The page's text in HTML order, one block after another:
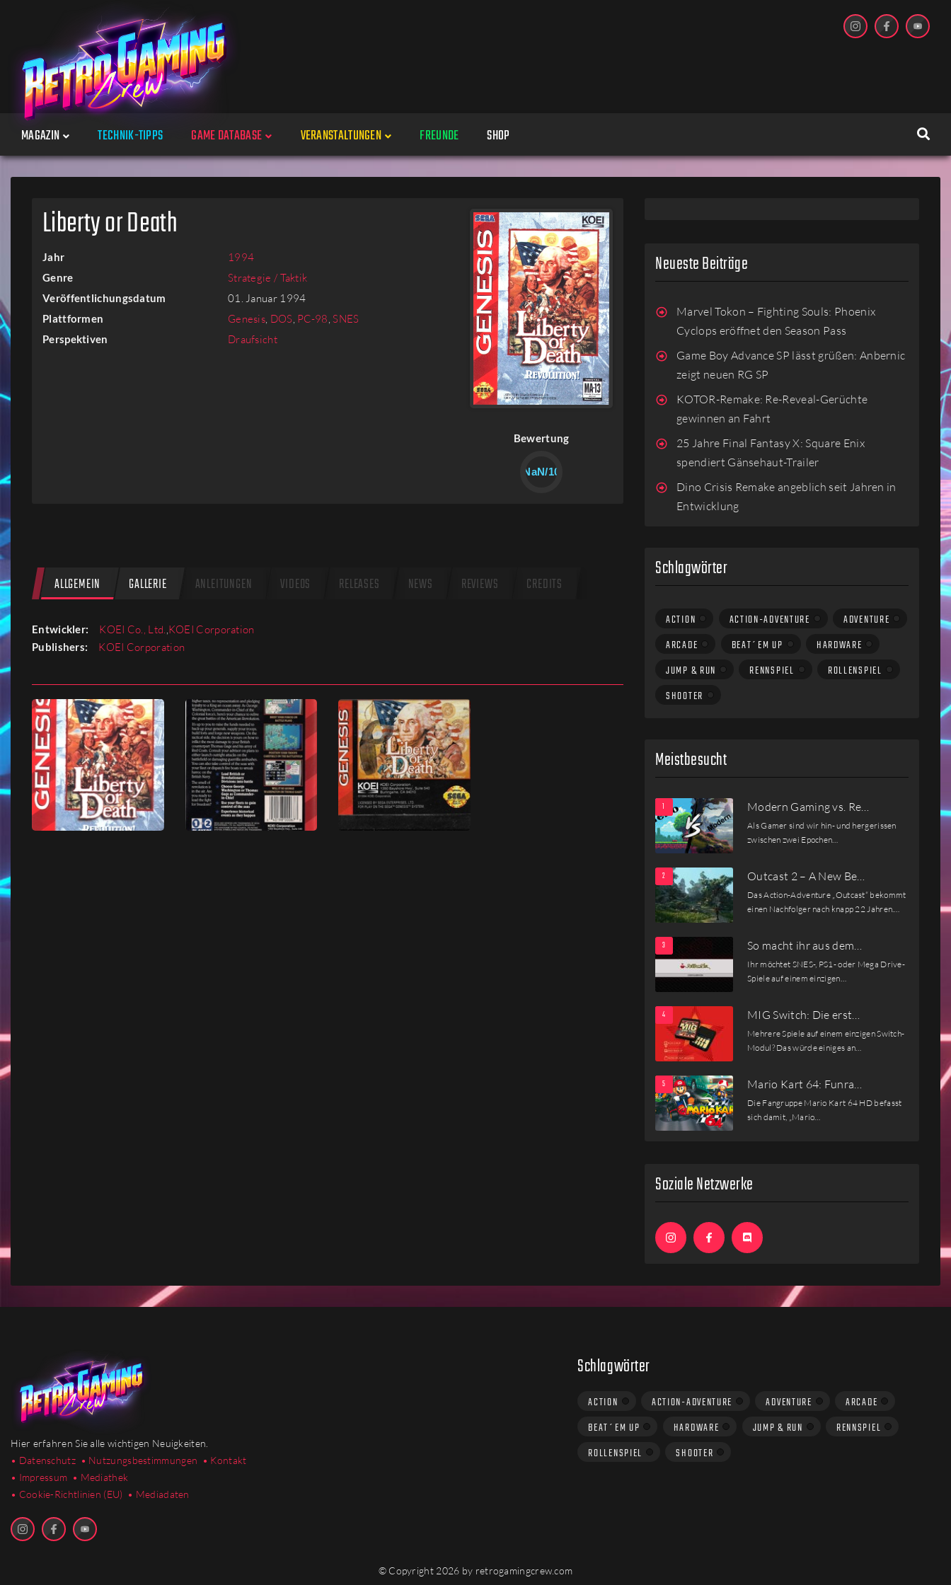
MAGAZIN TECHNIK-TIPPS GAME DATABASE
Spiele
Plattformen
Firmen
VERANSTALTUNGEN
Veranstaltungen
FREUNDE SHOP
Liberty or Death
Jahr 1994
Genre Strategie / Taktik
Veröffentlichungsdatum 01. Januar 1994
Plattformen Genesis, DOS, PC-98,SNES
Perspektiven Draufsicht
Bewertung
NaN/10
ALLGEMEIN GALLERIE ANLEITUNGEN VIDEOS RELEASES NEWS REVIEWS CREDITS
Entwickler: KOEI Co., Ltd. KOEI Corporation
Publishers: KOEI Corporation
Neueste Beiträge
Marvel Tokon – Fighting Souls: Phoenix
Cyclops eröffnet den Season Pass
Game Boy Advance SP lässt grüßen: Anbernic
zeigt neuen RG SP
KOTOR-Remake: Re-Reveal-Gerüchte
gewinnen an Fahrt
25 Jahre Final Fantasy X: Square Enix
spendiert Gänsehaut-Trailer
Dino Crisis Remake angeblich seit Jahren in
Entwicklung
Schlagwörter
ACTION ACTION-ADVENTURE
ADVENTURE
ARCADE
BEAT´EM UP
HARDWARE
JUMP & RUN
RENNSPIEL
ROLLENSPIEL
SHOOTER
Meistbesucht
Modern Gaming vs. Re…
Als Gamer sind wir hin- und hergerissen
zwischen zwei Epochen…
Outcast 2 – A New Be…
Das Action-Adventure „Outcast“ bekommt
einen Nachfolger nach knapp 22 Jahren.…
So macht ihr aus dem…
Ihr möchtet SNES-, PS1- oder Mega Drive-
Spiele auf einem einzigen…
MIG Switch: Die erst…
Mehrere Spiele auf einem einzigen Switch-
Modul? Das würde einiges an…
Mario Kart 64: Funra…
Die Fangruppe Mario Kart 64 HD befasst
sich damit, „Mario…
Soziale Netzwerke
Hier erfahren Sie alle wichtigen Neuigkeiten.
• Datenschutz • Nutzungsbestimmungen • Kontakt
• Impressum • Mediathek
• Cookie-Richtlinien (EU) • Mediadaten
Schlagwörter
ACTION ACTION-ADVENTURE ADVENTURE
ARCADE
BEAT´EM UP
HARDWARE JUMP & RUN
RENNSPIEL
ROLLENSPIEL
SHOOTER
© Copyright 2026 by retrogamingcrew.com